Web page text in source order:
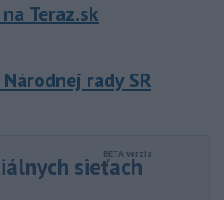
Teraz.sk
rady SR
sieťach